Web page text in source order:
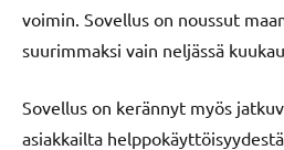
voimin. Sovellus on noussut
suurimmaksi vain neljässä
Sovellus on kerännyt myös
asiakkailta